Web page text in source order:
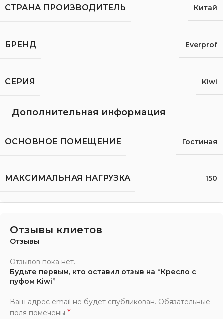
СТРАНА ПРОИЗВОДИТЕЛЬ Китай
БРЕНД Everprof
СЕРИЯ Kiwi
Дополнительная информация
ОСНОВНОЕ ПОМЕЩЕНИЕ Гостиная
МАКСИМАЛЬНАЯ НАГРУЗКА 150
Отзывы клиетов
Отзывы
Отзывов пока нет.
Будьте первым, кто оставил отзыв на “Кресло с
пуфом Kiwi”
Ваш адрес email не будет опубликован. Обязательные
поля помечены *